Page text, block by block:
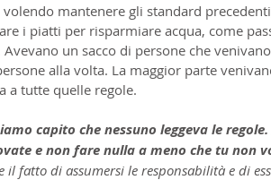
volendo mantenere gli standard
i piatti per risparmiare acqua, come
un sacco di persone che
alla volta. La maggior parte
a tutte quelle regole.
capito che nessuno leggeva le
e non fare nulla a meno che tu non
fatto di assumersi le responsabilità e di